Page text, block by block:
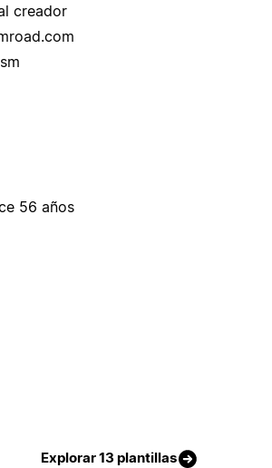
creador
56 años
Explorar 13 plantillas